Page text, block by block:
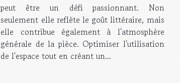
peut être un défi passionnant. Non
seulement elle reflète le goût littéraire, mais
elle contribue également à l'atmosphère
générale de la pièce. Optimiser l'utilisation
de l'espace tout en créant un...